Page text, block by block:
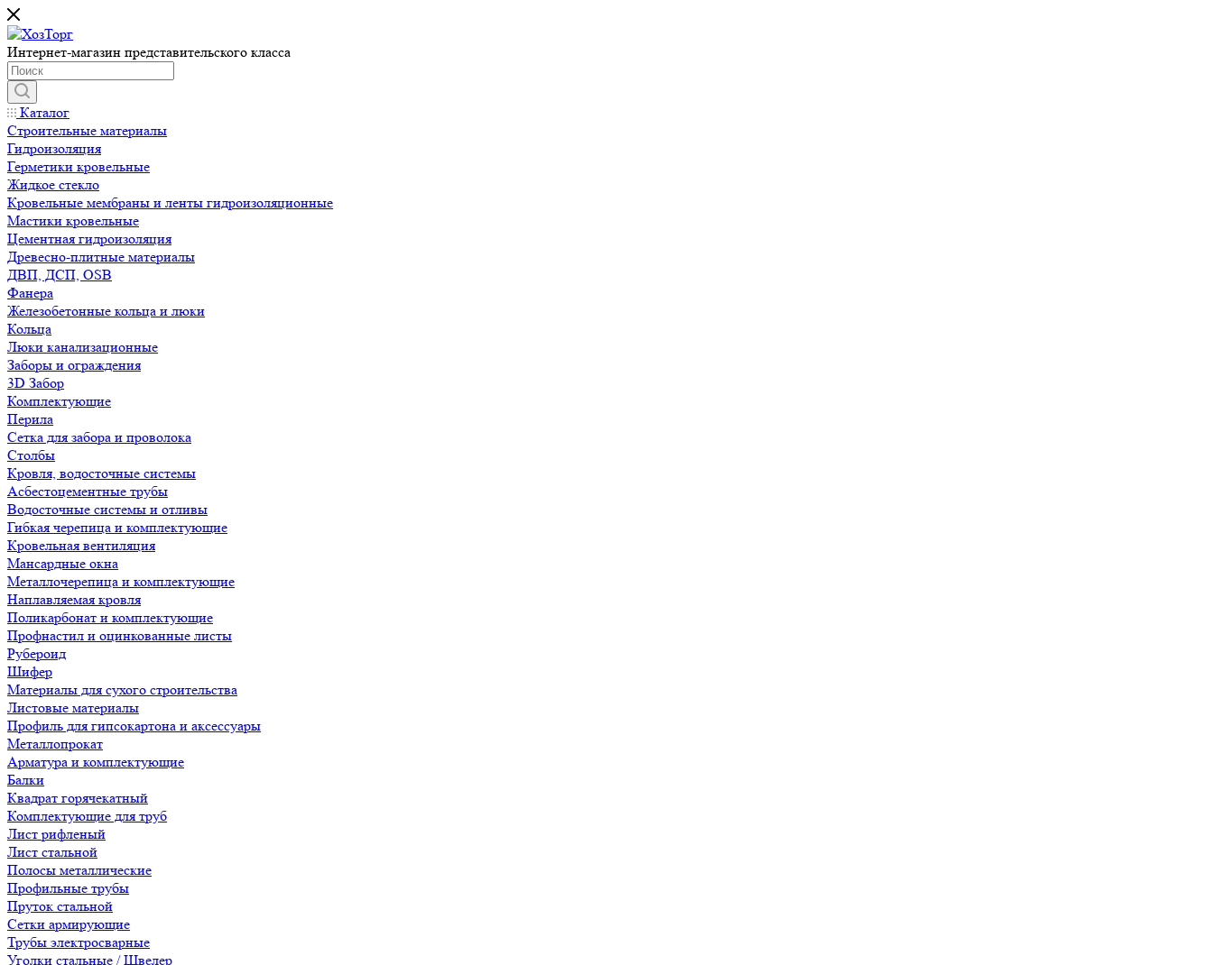
Интернет-магазин представительского класса
Каталог
Строительные материалы
Гидроизоляция
Герметики кровельные
Жидкое стекло
Кровельные мембраны и ленты гидроизоляционные
Мастики кровельные
Цементная гидроизоляция
Древесно-плитные материалы
ДВП, ДСП, OSB
Фанера
Железобетонные кольца и люки
Кольца
Люки канализационные
Заборы и ограждения
3D Забор
Комплектующие
Перила
Сетка для забора и проволока
Столбы
Кровля, водосточные системы
Асбестоцементные трубы
Водосточные системы и отливы
Гибкая черепица и комплектующие
Кровельная вентиляция
Мансардные окна
Металлочерепица и комплектующие
Наплавляемая кровля
Поликарбонат и комплектующие
Профнастил и оцинкованные листы
Рубероид
Шифер
Материалы для сухого строительства
Листовые материалы
Профиль для гипсокартона и аксессуары
Металлопрокат
Арматура и комплектующие
Балки
Квадрат горячекатный
Комплектующие для труб
Лист рифленый
Лист стальной
Полосы металлические
Профильные трубы
Пруток стальной
Сетки армирующие
Трубы электросварные
Уголки стальные / Швелер